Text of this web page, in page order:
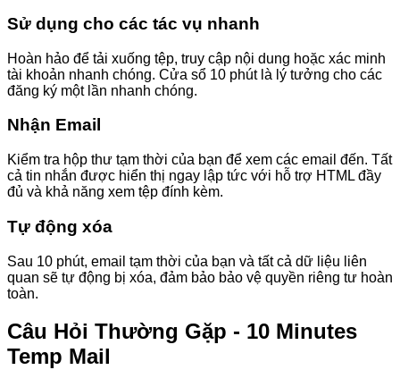
Sử dụng cho các tác vụ nhanh
Hoàn hảo để tải xuống tệp, truy cập nội dung hoặc xác minh
tài khoản nhanh chóng. Cửa sổ 10 phút là lý tưởng cho các
đăng ký một lần nhanh chóng.
Nhận Email
Kiểm tra hộp thư tạm thời của bạn để xem các email đến. Tất
cả tin nhắn được hiển thị ngay lập tức với hỗ trợ HTML đầy
đủ và khả năng xem tệp đính kèm.
Tự động xóa
Sau 10 phút, email tạm thời của bạn và tất cả dữ liệu liên
quan sẽ tự động bị xóa, đảm bảo bảo vệ quyền riêng tư hoàn
toàn.
Câu Hỏi Thường Gặp - 10 Minutes
Temp Mail